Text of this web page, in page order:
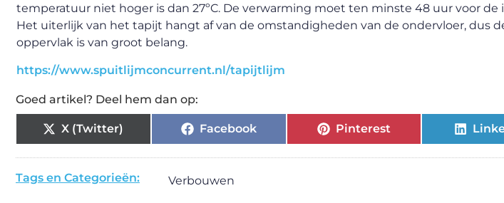
temperatuur niet hoger is dan 27ºC. De verwarming moet ten minste 48 uur voor
Het uiterlijk van het tapijt hangt af van de omstandigheden van de ondervloer, dus
oppervlak is van groot belang.
https://www.spuitlijmconcurrent.nl/tapijtlijm
Goed artikel? Deel hem dan op:
X (Twitter) Facebook Pinterest
Tags en Categorieën: Verbouwen